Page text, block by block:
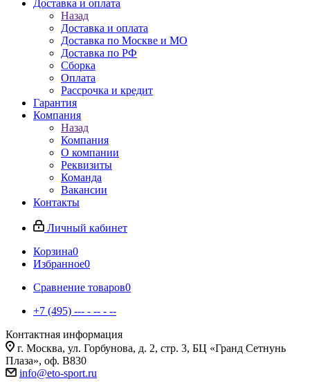
Доставка и оплата
Назад
Доставка и оплата
Доставка по Москве и МО
Доставка по РФ
Сборка
Оплата
Рассрочка и кредит
Гарантия
Компания
Назад
Компания
О компании
Реквизиты
Команда
Вакансии
Контакты
Личный кабинет
Корзина0
Избранное0
Сравнение товаров0
+7 (495) --- - -- - --
Контактная информация
г. Москва, ул. Горбунова, д. 2, стр. 3, БЦ «Гранд Сетнунь
Плаза», оф. В830
info@eto-sport.ru